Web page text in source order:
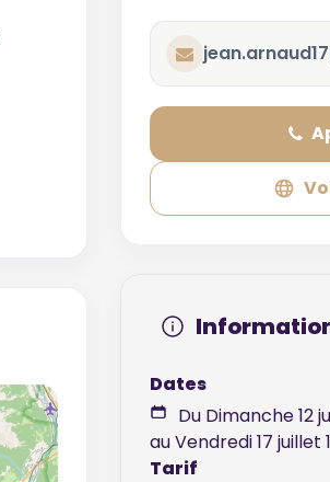
Dates
Du Dimanche 12
au Vendredi 17 juillet
Tarif